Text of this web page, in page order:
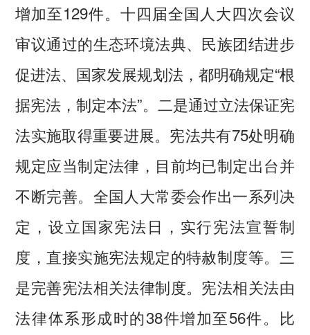
增加至129件。十四届全国人大四次会议
审议通过的生态环境法典、民族团结进步
促进法、国家发展规划法，都明确规定“根
据宪法，制定本法”。二是通过立法保证宪
法实施取得重要进展。宪法共有75处明确
规定应当制定法律，目前均已制定出台并
不断完善。全国人大常委会作出一系列决
定，设立国家宪法日，实行宪法宣誓制
度，直接实施宪法规定的特赦制度等。三
是完善宪法相关法律制度。宪法相关法由
法律体系形成时的38件增加至56件。比